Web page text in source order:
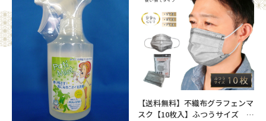
【送料無料】不織布グラフェンマ
スク【10枚入】ふつうサイズ 使